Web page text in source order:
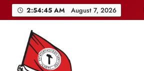
Skip
2:54:46 AM August 7, 2026